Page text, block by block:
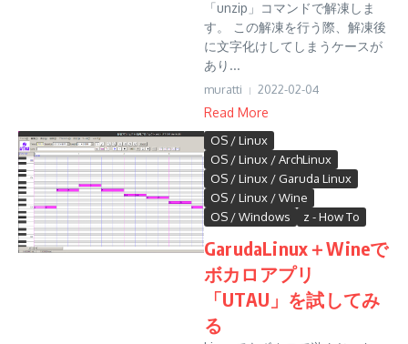
「unzip」コマンドで解凍しま
す。 この解凍を行う際、解凍後
に文字化けしてしまうケースが
あり...
muratti 2022-02-04
Read More
OS / Linux
OS / Linux / ArchLinux
OS / Linux / Garuda Linux
OS / Linux / Wine
OS / Windows
z - How To
GarudaLinux＋Wineで
ボカロアプリ
「UTAU」を試してみ
る